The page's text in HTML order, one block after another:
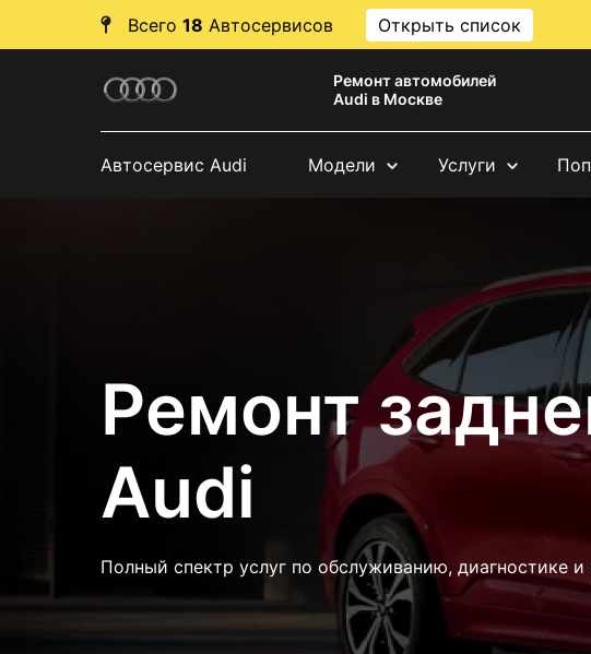
Всего 18 Автосервисов Открыть список
Ремонт автомобилей
Audi в Москве
Автосервис Audi Модели Услуги
Ремонт
Audi
Полный спектр услуг по обслуживанию, диагностике и